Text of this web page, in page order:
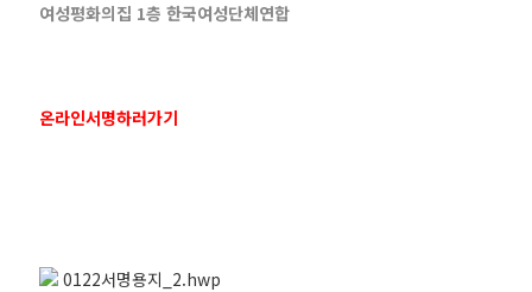
여성평화의집 1층 한국여성단체연합
온라인서명하러가기
0122서명용지_2.hwp